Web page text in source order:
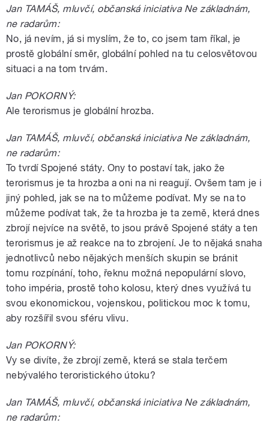
Jan TAMÁŠ, mluvčí, občanská iniciativa Ne základnám,
ne radarům:
No, já nevím, já si myslím, že to, co jsem tam říkal, je
prostě globální směr, globální pohled na tu celosvětovou
situaci a na tom trvám.
Jan POKORNÝ:
Ale terorismus je globální hrozba.
Jan TAMÁŠ, mluvčí, občanská iniciativa Ne základnám,
ne radarům:
To tvrdí Spojené státy. Ony to postaví tak, jako že
terorismus je ta hrozba a oni na ni reagují. Ovšem tam je i
jiný pohled, jak se na to můžeme podívat. My se na to
můžeme podívat tak, že ta hrozba je ta země, která dnes
zbrojí nejvíce na světě, to jsou právě Spojené státy a ten
terorismus je až reakce na to zbrojení. Je to nějaká snaha
jednotlivců nebo nějakých menších skupin se bránit
tomu rozpínání, toho, řeknu možná nepopulární slovo,
toho impéria, prostě toho kolosu, který dnes využívá tu
svou ekonomickou, vojenskou, politickou moc k tomu,
aby rozšířil svou sféru vlivu.
Jan POKORNÝ:
Vy se divíte, že zbrojí země, která se stala terčem
nebývalého teroristického útoku?
Jan TAMÁŠ, mluvčí, občanská iniciativa Ne základnám,
ne radarům: